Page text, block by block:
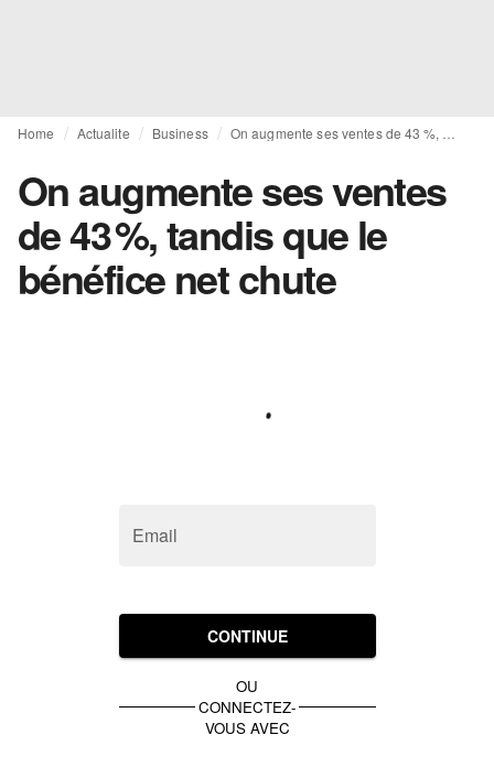
Home Actualite Business
On augmente ses ventes
de 43 %, tandis que le
bénéfice net chute
Email
CONTINUE
OU
CONNECTEZ-
VOUS AVEC